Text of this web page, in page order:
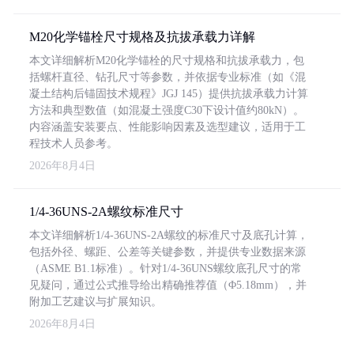
M20化学锚栓尺寸规格及抗拔承载力详解
本文详细解析M20化学锚栓的尺寸规格和抗拔承载力，包
括螺杆直径、钻孔尺寸等参数，并依据专业标准（如《混
凝土结构后锚固技术规程》JGJ 145）提供抗拔承载力计算
方法和典型数值（如混凝土强度C30下设计值约80kN）。
内容涵盖安装要点、性能影响因素及选型建议，适用于工
程技术人员参考。
2026年8月4日
1/4-36UNS-2A螺纹标准尺寸
本文详细解析1/4-36UNS-2A螺纹的标准尺寸及底孔计算，
包括外径、螺距、公差等关键参数，并提供专业数据来源
（ASME B1.1标准）。针对1/4-36UNS螺纹底孔尺寸的常
见疑问，通过公式推导给出精确推荐值（Φ5.18mm），并
附加工艺建议与扩展知识。
2026年8月4日